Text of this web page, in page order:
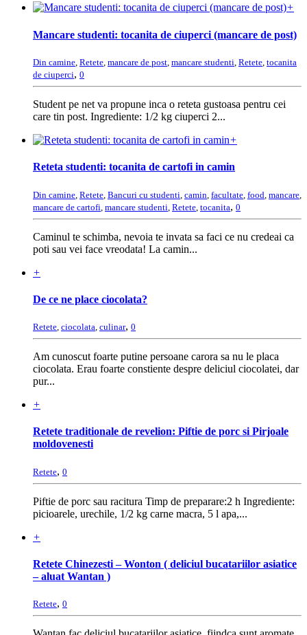
+
Mancare studenti: tocanita de ciuperci (mancare de post)
Din camine, Retete, mancare de post, mancare studenti, Retete, tocanita
de ciuperci, 0
Student pe net va propune inca o reteta gustoasa pentru cei
care tin post. Ingrediente: 1/2 kg ciuperci 2...
+
Reteta studenti: tocanita de cartofi in camin
Din camine Retete Bancuri cu studenti camin facultate food mancare
mancare de cartofi mancare studenti Retete tocanita, 0
Caminul te schimba, nevoia te invata sa faci ce nu credeai ca
poti sau vei face vreodata! La camin...
+
De ce ne place ciocolata?
Retete, ciocolata, culinar, 0
Am cunoscut foarte putine persoane carora sa nu le placa
ciocolata. Erau foarte constiente despre deliciul ciocolatei, dar
pur...
+
Retete traditionale de revelion: Piftie de porc si Pirjoale
moldovenesti
Retete, 0
Piftie de porc sau racitura Timp de preparare:2 h Ingrediente:
picioarele, urechile, 1/2 kg carne macra, 5 l apa,...
+
Retete Chinezesti – Wonton ( deliciul bucatariilor asiatice
– aluat Wantan )
Retete, 0